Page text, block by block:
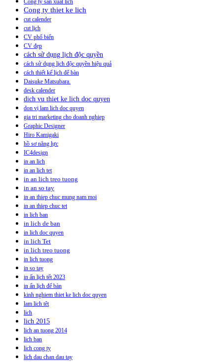
Cong ty san xuat lich
Cong ty thiet ke lich
cut calender
cut lịch
CV phổ biến
CV đẹp
cách sử dụng lịch độc quyền
cách sử dụng lịch độc quyền hiệu quả
cách thiết kế lịch để bàn
Daisuke Matsubara.
desk calender
dich vu thiet ke lich doc quyen
don vị lam lich doc quyen
gia tri marketing cho doanh nghiep
Graphic Designer
Hiro Kamigaki
hồ sơ năng lực
IC4design
in an lich
in an lich tet
in an lich treo tuong
in an so tay
in an thiep chuc mung nam moi
in an thiep chuc tet
in lich ban
in lich de ban
in lich doc quyen
in lich Tet
in lich treo tuong
in lich tuong
in so tay
in ấn lịch tết 2023
in ấn lịch để bàn
kinh nghiem thiet ke lich doc quyen
lam lich têt
lich
lich 2015
lich an tuong 2014
lich ban
lich cong ty
lich dau chan dau tay